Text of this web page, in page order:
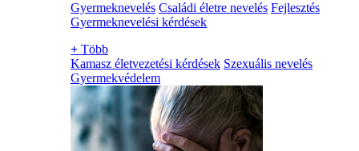
Gyermeknevelés Családi életre nevelés Fejlesztés
Gyermeknevelési kérdések
+ Több
Kamasz életvezetési kérdések Szexuális nevelés
Gyermekvédelem